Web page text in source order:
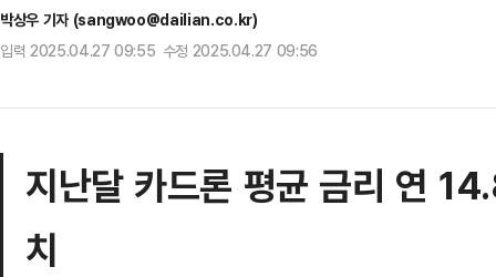
박상우 기자 (sangwoo@dailian.co.kr)
입력 2025.04.27 09:55 수정 2025.04.27 09:56
지난달 카드론 평균 금리 연
치